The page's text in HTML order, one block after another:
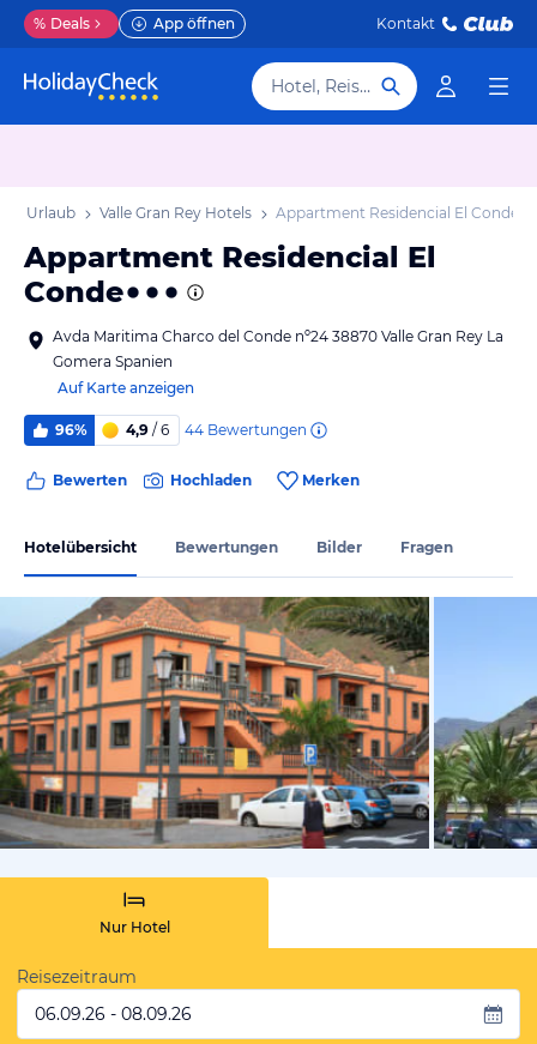
% Deals App öffnen Kontakt
Hotel, Reiseziel
Urlaub Valle Gran Rey Hotels Appartment Residencial El Conde
Appartment Residencial El
Conde
Avda Maritima Charco del Conde nº24 38870 Valle Gran Rey La
Gomera Spanien
Auf Karte anzeigen
96% 4,9 / 6 44 Bewertungen
Bewerten Hochladen Merken
Hotelübersicht Bewertungen Bilder Fragen
von
Nur Hotel
Reisezeitraum
06.09.26 - 08.09.26